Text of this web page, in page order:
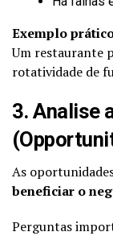
Exemplo
Um restaurante
rotatividade de
3. Analise
As
beneficiar o
Perguntas